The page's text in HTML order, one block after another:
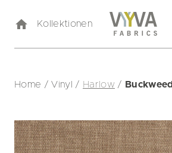
Kollektionen
Home /Vinyl / Harlow / Buckweed